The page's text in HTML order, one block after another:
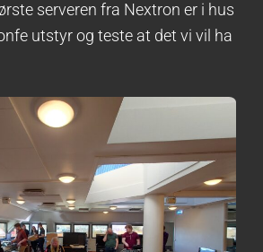
serveren fra Nextron er i hus
utstyr og teste at det vi vil ha